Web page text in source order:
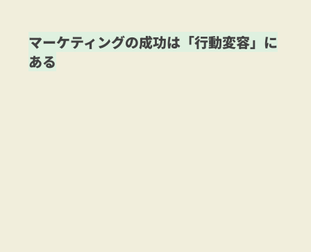
マーケティングの成功は「行動変容」に
ある